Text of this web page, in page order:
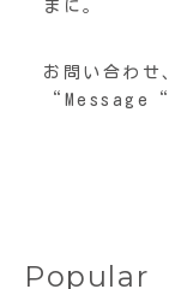
まに。
お問い合わせ
“Message“
Popular